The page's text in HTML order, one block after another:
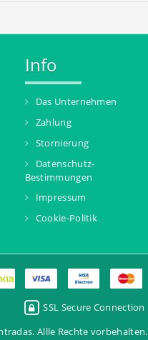
Info
Das Unternehmen
Zahlung
Stornierung
Datenschutz-
Bestimmungen
Impressum
Cookie-Politik
SSL Secure Connection
Allle Rechte vorbehalten.